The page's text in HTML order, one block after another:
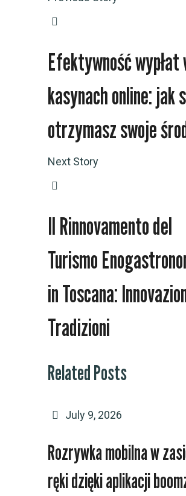
Efektywność wypłat
kasynach online: jak
otrzymasz swoje
Next Story
Il Rinnovamento del
Turismo
in Toscana:
Tradizioni
Related Posts
July 9, 2026
Rozrywka mobilna w
ręki dzięki aplikacji